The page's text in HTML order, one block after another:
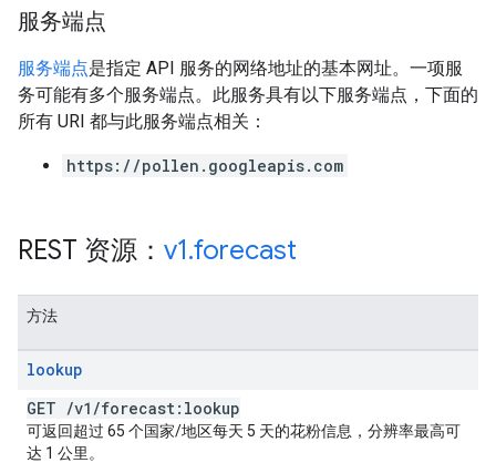
服务端点
服务端点是指定 API 服务的网络地址的基本网址。一项服
务可能有多个服务端点。此服务具有以下服务端点，下面的
所有 URI 都与此服务端点相关：
https://pollen.googleapis.com
REST 资源： v1.forecast
方法
lookup
GET /v1 /forecast:lookup
可返回超过 65 个国家/地区每天 5 天的花粉信息，分辨率最高可
达 1 公里。